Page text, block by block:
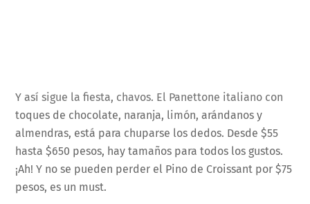
Y así sigue la fiesta, chavos. El Panettone italiano con
toques de chocolate, naranja, limón, arándanos y
almendras, está para chuparse los dedos. Desde $55
hasta $650 pesos, hay tamaños para todos los gustos.
¡Ah! Y no se pueden perder el Pino de Croissant por $75
pesos, es un must.